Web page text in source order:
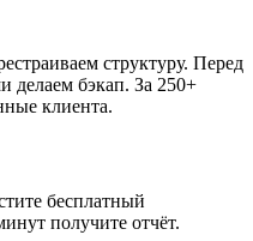
структуру. Перед
делаем бэкап. За 250+
клиента.
бесплатный
получите отчёт.